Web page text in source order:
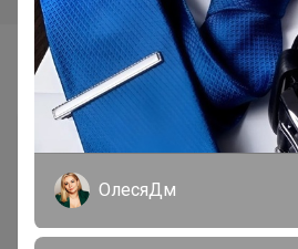
Самые желанные
ОлесяДм